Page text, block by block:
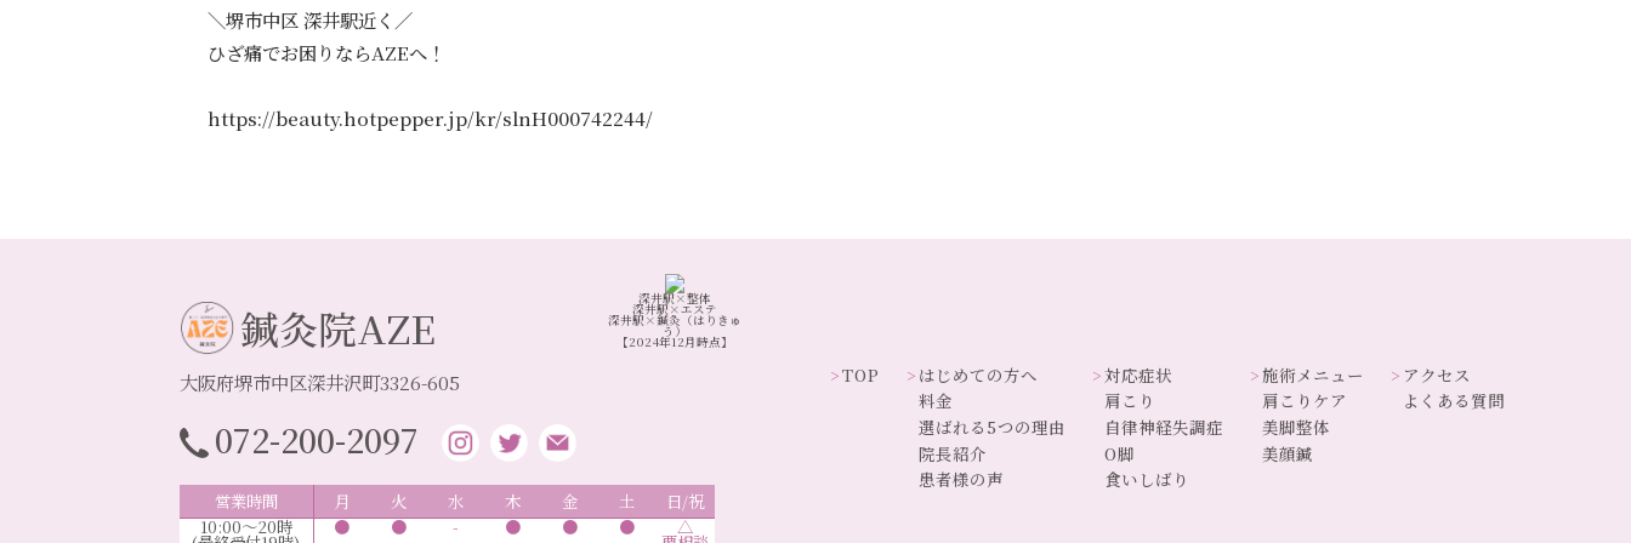
＼堺市中区 深井駅近く／
ひざ痛でお困りならAZEへ！
https://beauty.hotpepper.jp/kr/slnH000742244/
深井駅×整体
深井駅×エステ
深井駅×鍼灸（はりきゅ
う）
【2024年12月時点】
鍼灸院AZE
大阪府堺市中区深井沢町3326-605
072-200-2097
営業時間 月 火 水 木 金 土
日/祝
10:00～20時
● ● - ● ● ● △
TOP
はじめての方へ
料金
選ばれる5つの理由
院長紹介
患者様の声
対応症状
肩こり
自律神経失調症
O脚
食いしばり
施術メニュー
肩こりケア
美脚整体
美顔鍼
アクセス
よくある質問